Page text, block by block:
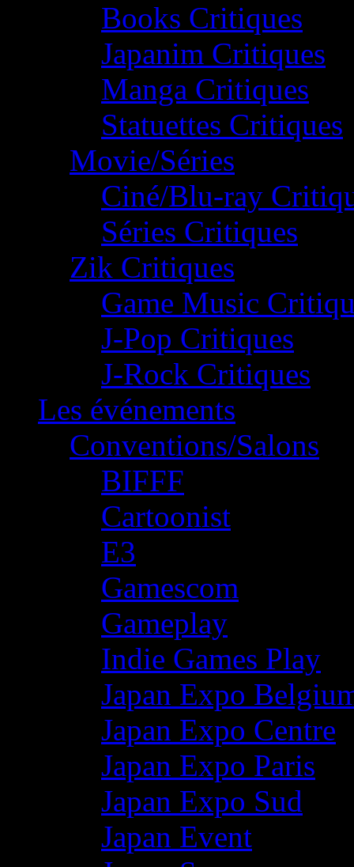
Books Critiques
Japanim Critiques
Manga Critiques
Statuettes Critiques
Movie/Séries
Ciné/Blu-ray
Séries Critiques
Zik Critiques
Game Music
J-Pop Critiques
J-Rock Critiques
Les événements
Conventions/Salons
BIFFF
Cartoonist
E3
Gamescom
Gameplay
Indie Games Play
Japan Expo
Japan Expo Centre
Japan Expo Paris
Japan Expo Sud
Japan Event